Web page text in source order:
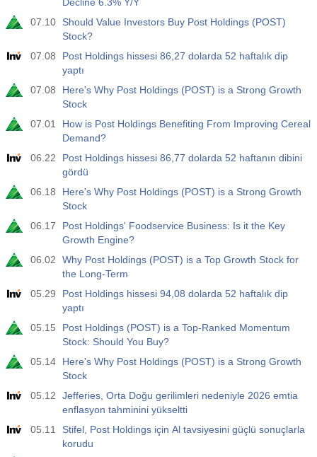
Fed Tüketici Kredisi m/m
Açıklanan
Beklenti
Önceki
USD
CFTC Altın Ticari Olmayan Net Pozisyonlar
Açıklanan
Beklenti
Önceki
USD
CFTC Ham Petrol Ticari Olmayan Net Pozisyonlar
Açıklanan
Beklenti
Önceki
USD
CFTC S&P 500 Ticari Olmayan Net Pozisyonlar
Açıklanan
Beklenti
Önceki
USD
CFTC Nasdaq 100 Ticari Olmayan Net Pozisyonlar
Açıklanan
Beklenti
Önceki
07.10
Should Value Investors Buy Post Holdings (POST)
Stock?
07.08
Post Holdings hissesi 86,27 dolarda 52 haftalık dip
yaptı
07.08
Here's Why Post Holdings (POST) is a Strong Growth
Stock
07.01
How is Post Holdings Benefiting From Improving Cereal
Demand?
06.22
Post Holdings hissesi 86,77 dolarda 52 haftanın dibini
gördü
06.18
Here's Why Post Holdings (POST) is a Strong Growth
Stock
06.17
Post Holdings' Foodservice Business: Is it the Key
Growth Engine?
06.02
Why Post Holdings (POST) is a Top Growth Stock for
the Long-Term
05.29
Post Holdings hissesi 94,08 dolarda 52 haftalık dip
yaptı
05.15
Post Holdings (POST) is a Top-Ranked Momentum
Stock: Should You Buy?
05.14
Here's Why Post Holdings (POST) is a Strong Growth
Stock
05.12
Jefferies, Orta Doğu gerilimleri nedeniyle 2026 emtia
enflasyon tahminini yükseltti
05.11
Stifel, Post Holdings için Al tavsiyesini güçlü sonuçlarla
korudu